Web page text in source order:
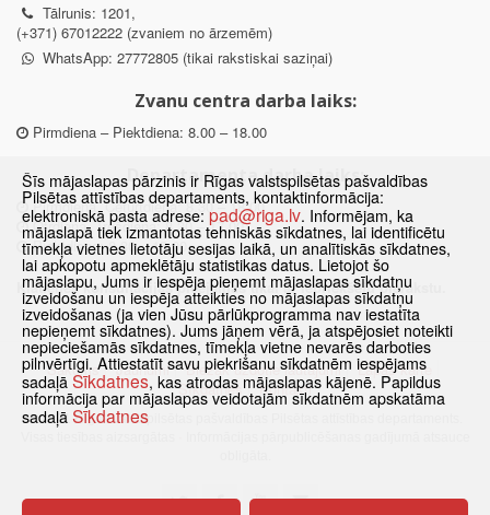
Tālrunis: 1201,
(+371) 67012222 (zvaniem no ārzemēm)
WhatsApp: 27772805 (tikai rakstiskai saziņai)
Zvanu centra darba laiks:
Pirmdiena – Piektdiena: 8.00 – 18.00
Departamenta darba laiks:
Pirmdiena, Ceturtdiena: 8.30 – 18.00
Otrdiena, Trešdiena: 8.30 – 17.00
Piektdiena: 8.30 – 15.00
Klātienes konsultācijas pieejamas tikai ar iepriekšēju pierakstu.
Sākums Jaunumi Biežāk uzdotie jautājumi
Lapas karte
Sīkdatnes
Kontakti
© 2021 Rīgas valstspilsētas pašvaldības Pilsētas attīstības departaments.
Šīs mājaslapas pārzinis ir Rīgas valstspilsētas pašvaldības
Pilsētas attīstības departaments, kontaktinformācija:
elektroniskā pasta adrese: pad@riga.lv. Informējam, ka
mājaslapā tiek izmantotas tehniskās sīkdatnes, lai identificētu
tīmekļa vietnes lietotāju sesijas laikā, un analītiskās sīkdatnes,
lai apkopotu apmeklētāju statistikas datus. Lietojot šo
mājaslapu, Jums ir iespēja pieņemt mājaslapas sīkdatņu
izveidošanu un iespēja atteikties no mājaslapas sīkdatņu
izveidošanas (ja vien Jūsu pārlūkprogramma nav iestatīta
nepieņemt sīkdatnes). Jums jāņem vērā, ja atspējosiet noteikti
nepieciešamās sīkdatnes, tīmekļa vietne nevarēs darboties
pilnvērtīgi. Attiestatīt savu piekrišanu sīkdatnēm iespējams
sadaļā Sīkdatnes, kas atrodas mājaslapas kājenē. Papildus
informācija par mājaslapas veidotajām sīkdatnēm apskatāma
sadaļā Sīkdatnes